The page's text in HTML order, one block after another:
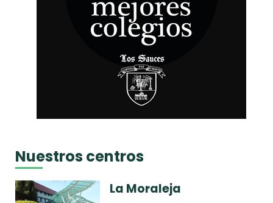
Nuestros centros
La Moraleja